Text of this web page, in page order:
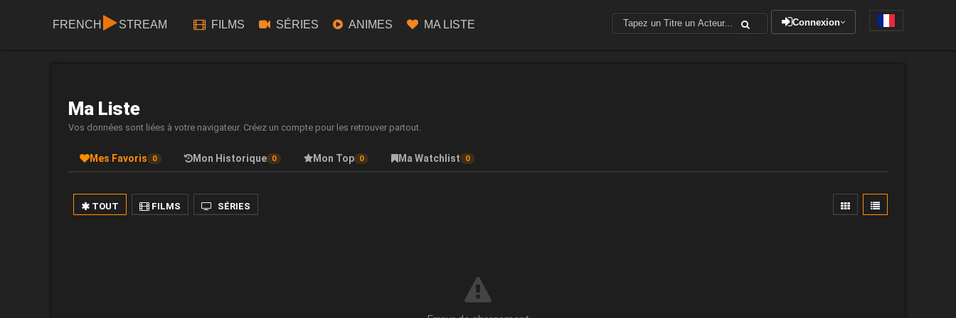
FRENCH STREAM FILMS SÉRIES ANIMES MA LISTE Connexion
Ma Liste
Vos données sont liées à votre navigateur. Créez un compte pour les retrouver partout.
Mes Favoris 0 Mon Historique 0 Mon Top 0 Ma Watchlist 0
TOUT FILMS SÉRIES